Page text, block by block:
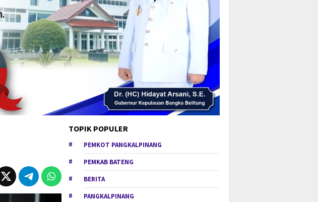
TOPIK POPULER
PEMKOT PANGKALPINANG
PEMKAB BATENG
BERITA
PANGKALPINANG